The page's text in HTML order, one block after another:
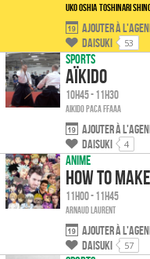
Uko Oshia Toshinari
Ajouter à
Daisuki
53
Sports
Aïkido
10h45 - 11h30
Aikido Paca FFAAA
Ajouter à
Daisuki
4
Anime
How to
11h00 - 11h45
Arnaud LAURENT
Ajouter à
Daisuki
57